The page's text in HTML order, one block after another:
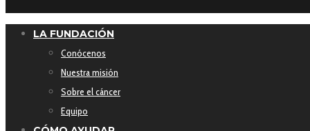
LA FUNDACIÓN
Conócenos
Nuestra misión
Sobre el cáncer
Equipo